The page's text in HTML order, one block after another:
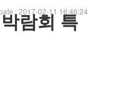
: 2017-02-11 16:46:24
람회 특